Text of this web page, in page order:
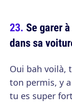
Se garer
dans sa
Oui bah voilà,
ton permis, y
tu es super